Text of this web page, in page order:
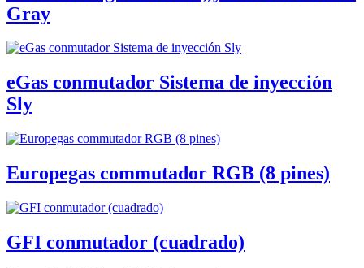
Gray
eGas conmutador Sistema de inyección
Sly
Europegas commutador RGB (8 pines)
GFI conmutador (cuadrado)